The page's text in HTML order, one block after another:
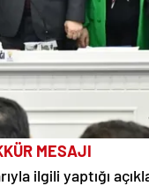
MESAJI
ilgili yaptığı